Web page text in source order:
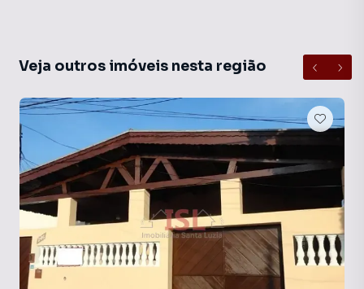
Veja outros imóveis nesta região